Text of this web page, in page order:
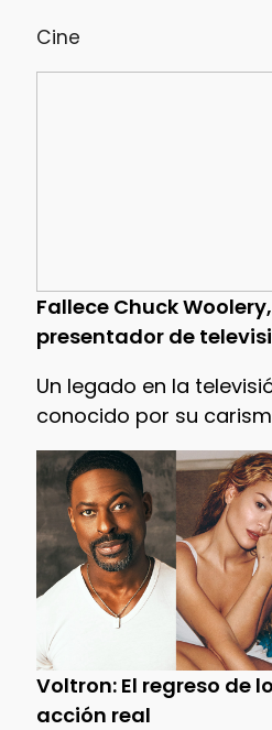
Cine
Fallece Chuck
presentador de
Un legado en la
conocido por su carism
Voltron: El regreso de
acción real